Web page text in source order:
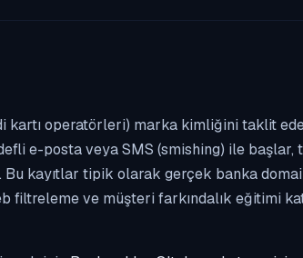
kartı operatörleri) marka kimliğini taklit
e-posta veya SMS (smishing) ile
kayıtlar tipik olarak gerçek banka
filtreleme ve müşteri farkındalık eğitimi